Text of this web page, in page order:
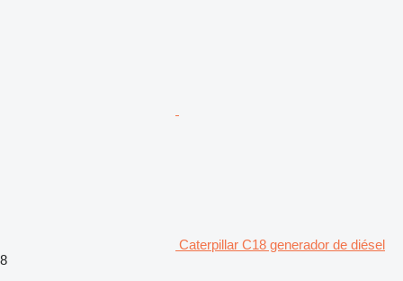
Caterpillar C18 generador de diésel
8